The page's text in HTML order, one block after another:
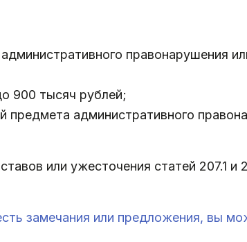
правонарушения
900 тысяч рублей;
предмета административного
или ужесточения статей 207.1 и
замечания или предложения, вы